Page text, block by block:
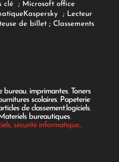
clé; Microsoft office
Kaspersky ; Lecteur
de billet; Classements
bureau, imprimantes, Toners
scolaires, Papeterie
de classement,logiciels,
bureautiques,
sécurité informatique...